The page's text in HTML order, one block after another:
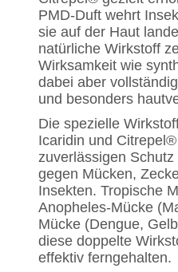
PMD-Duft wehrt
sie auf der Haut
natürliche Wirkstoff
Wirksamkeit wie
dabei aber
und besonders
Die spezielle
Icaridin und
zuverlässigen
gegen Mücken,
Insekten. Tropische
Anopheles-Mücke
Mücke (Dengue,
diese doppelte
effektiv ferngehalten.